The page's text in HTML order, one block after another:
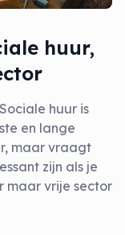
huur,
huur is
en lange
maar vraagt
zijn als je
maar vrije sector